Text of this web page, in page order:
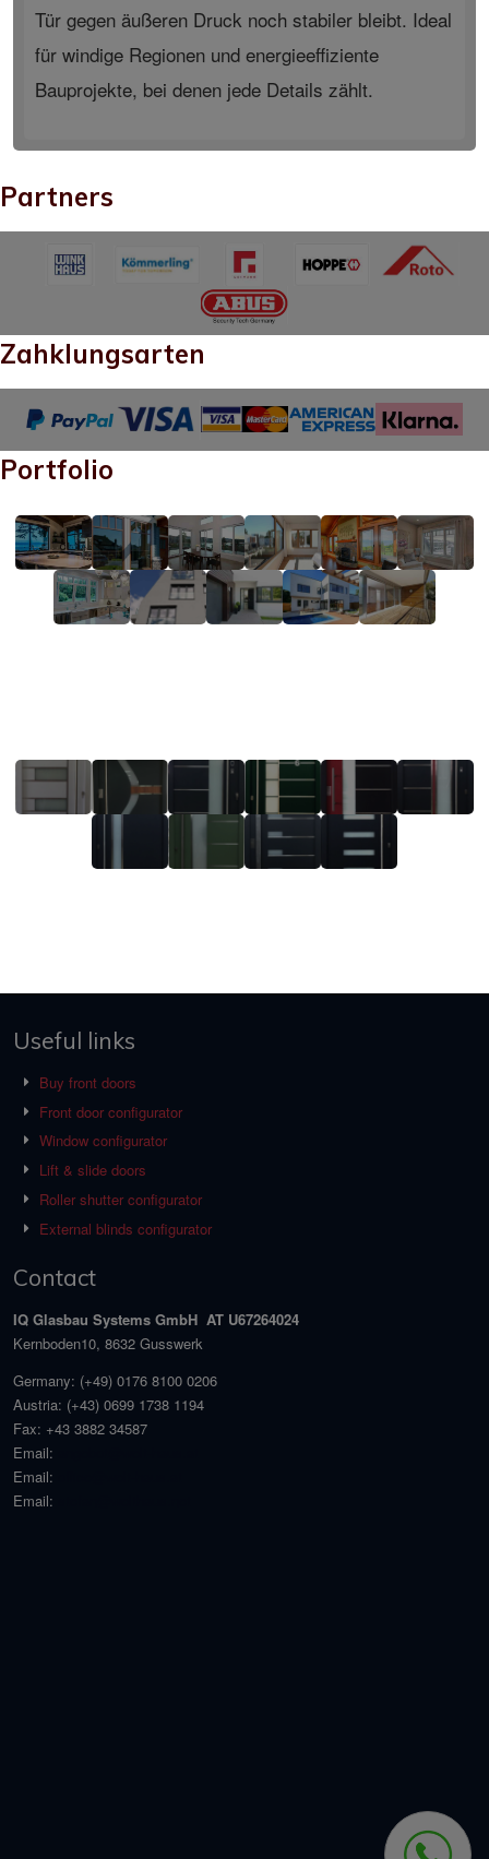
Tür gegen äußeren Druck noch stabiler bleibt. Ideal
für windige Regionen und energieeffiziente
Bauprojekte, bei denen jede Details zählt.
Partners
Zahklungsarten
Portfolio
Useful links
Buy front doors
Front door configurator
Window configurator
Lift & slide doors
Roller shutter configurator
External blinds configurator
Contact
IQ Glasbau Systems GmbH AT U67264024
Kernboden10, 8632 Gusswerk
Germany: (+49) 0176 8100 0206
Austria: (+43) 0699 1738 1194
Fax: +43 3882 34587
Email:
Email:
Email: